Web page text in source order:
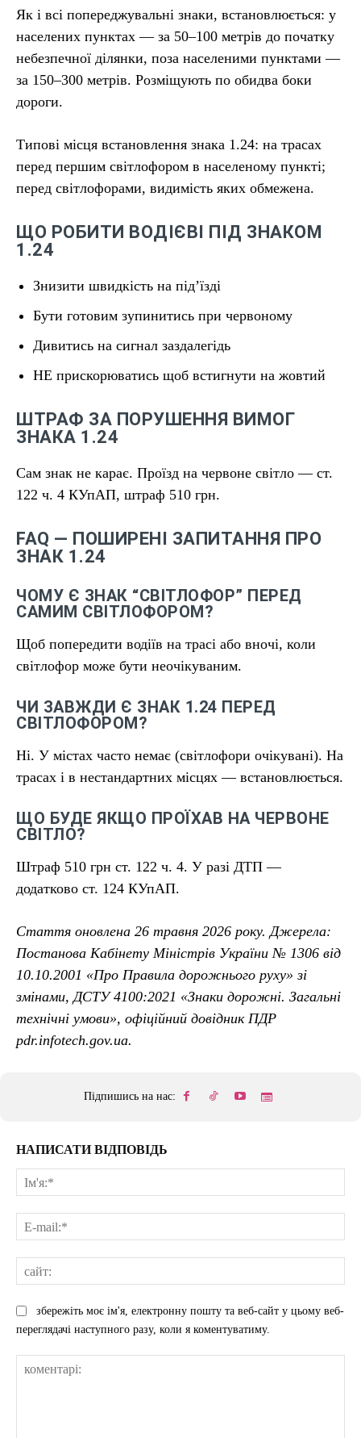
Як і всі попереджувальні знаки, встановлюється: у
населених пунктах — за 50–100 метрів до початку
небезпечної ділянки, поза населеними пунктами —
за 150–300 метрів. Розміщують по обидва боки
дороги.
Типові місця встановлення знака 1.24: на трасах
перед першим світлофором в населеному пункті;
перед світлофорами, видимість яких обмежена.
ЩО РОБИТИ ВОДІЄВІ ПІД ЗНАКОМ
1.24
Знизити швидкість на під’їзді
Бути готовим зупинитись при червоному
Дивитись на сигнал заздалегідь
НЕ прискорюватись щоб встигнути на жовтий
ШТРАФ ЗА ПОРУШЕННЯ ВИМОГ
ЗНАКА 1.24
Сам знак не карає. Проїзд на червоне світло — ст.
122 ч. 4 КУпАП, штраф 510 грн.
FAQ — ПОШИРЕНІ ЗАПИТАННЯ ПРО
ЗНАК 1.24
ЧОМУ Є ЗНАК “СВІТЛОФОР” ПЕРЕД
САМИМ СВІТЛОФОРОМ?
Щоб попередити водіїв на трасі або вночі, коли
світлофор може бути неочікуваним.
ЧИ ЗАВЖДИ Є ЗНАК 1.24 ПЕРЕД
СВІТЛОФОРОМ?
Ні. У містах часто немає (світлофори очікувані). На
трасах і в нестандартних місцях — встановлюється.
ЩО БУДЕ ЯКЩО ПРОЇХАВ НА ЧЕРВОНЕ
СВІТЛО?
Штраф 510 грн ст. 122 ч. 4. У разі ДТП —
додатково ст. 124 КУпАП.
Стаття оновлена 26 травня 2026 року. Джерела:
Постанова Кабінету Міністрів України № 1306 від
10.10.2001 «Про Правила дорожнього руху» зі
змінами, ДСТУ 4100:2021 «Знаки дорожні. Загальні
технічні умови», офіційний довідник ПДР
pdr.infotech.gov.ua.
Підпишись на нас:
НАПИСАТИ ВІДПОВІДЬ
збережіть моє ім'я, електронну пошту та веб-сайт у цьому веб-
переглядачі наступного разу, коли я коментуватиму.